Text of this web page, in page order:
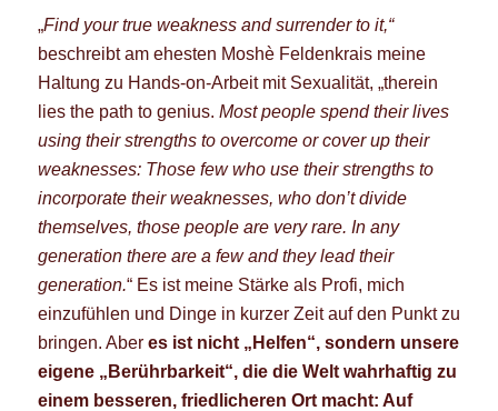
„Find your true weakness and surrender to it,“
beschreibt am ehesten Moshè Feldenkrais meine
Haltung zu Hands-on-Arbeit mit Sexualität, „therein
lies the path to genius. Most people spend their lives
using their strengths to overcome or cover up their
weaknesses: Those few who use their strengths to
incorporate their weaknesses, who don’t divide
themselves, those people are very rare. In any
generation there are a few and they lead their
generation.“ Es ist meine Stärke als Profi, mich
einzufühlen und Dinge in kurzer Zeit auf den Punkt zu
bringen. Aber es ist nicht „Helfen“, sondern unsere
eigene „Berührbarkeit“, die die Welt wahrhaftig zu
einem besseren, friedlicheren Ort macht: Auf